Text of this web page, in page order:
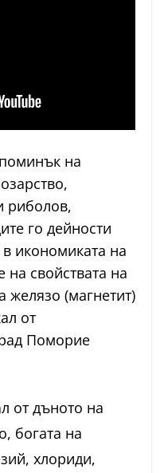
на
риболов,
го дейности
икономиката на
свойствата на
желязо (магнетит)
от
Поморие
от дъното на
богата на
хлориди,